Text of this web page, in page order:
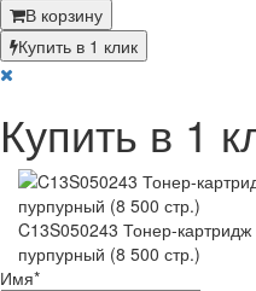
В корзину
Купить в 1 клик
Купить в 1
C13S050243 Тонер-
пурпурный (8 500 стр.)
Имя*